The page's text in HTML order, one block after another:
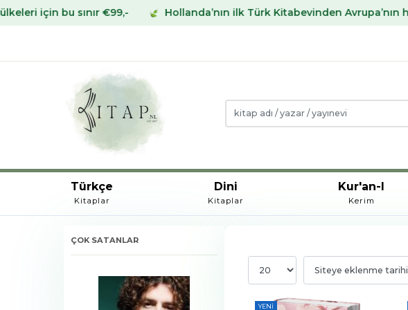
€99,- Hollanda’nın ilk Türk Kitabevinden Avrupa’nın her ülkesine ✨
Türkçe
Kitaplar
Dini
Kitaplar
Kur'an-I
Kerim
ÇOK SATANLAR
YENI